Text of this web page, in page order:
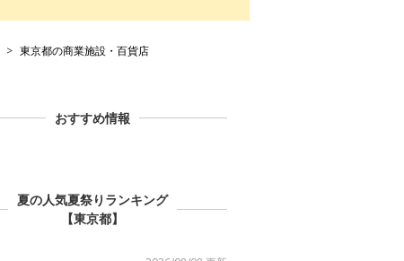
東京都の商業施設・百貨店
おすすめ情報
夏の人気夏祭りランキング
【東京都】